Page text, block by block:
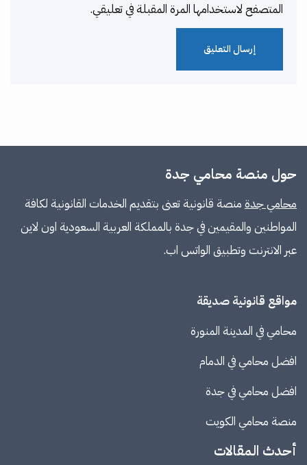
المتصفح لاستخدامها المرة المقبلة في تعليقي.
حول منصة محامي جدة
محامي جدة منصة قانونية تعنى بتقديم الخدمات القانونية لكافة
المواطنين والمقيمين في جدة بالمملكة العربية السعودية اون لاين
عبر الانترنت وتطبيق الواتس اب.
مواقع قانونية صديقة
محامي في المدينة المنورة
افضل محامي في الدمام
افضل محامي في جدة
منصة محامي الكويت
أحدث المقالات